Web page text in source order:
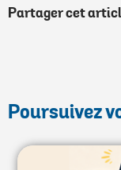
Partager cet
Poursuivez